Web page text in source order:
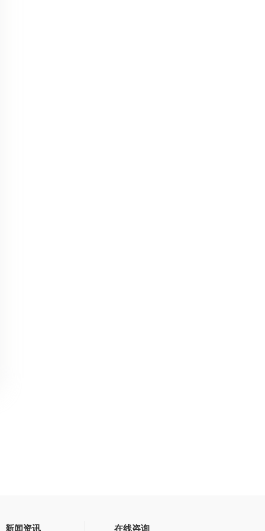
新闻资讯 在线咨询